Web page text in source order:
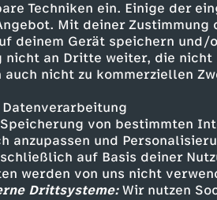
Techniken ein. Einige der
Mit deiner
deinem Gerät speichern und/
nicht an Dritte weiter, die
nicht zu kommerziellen
von bestimmten
anzupassen und
auf Basis deiner
werden von uns nicht
Drittsysteme:Wir nutzen
www.tiktok.com/
impressumABONNIER
STALKE DEN LAUDE
Twitter -
SchillerSandro Liman: